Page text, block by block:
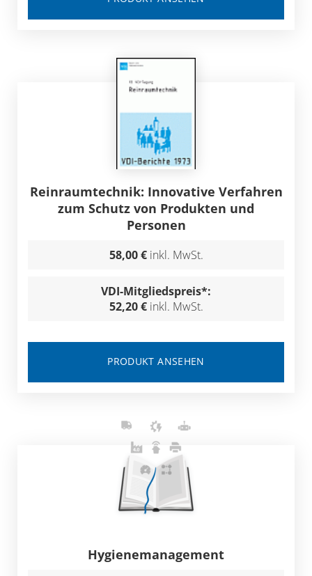
Reinraumtechnik: Innovative Verfahren
zum Schutz von Produkten und
Personen
58,00 € inkl. MwSt.
VDI-Mitgliedspreis*:
52,20 € inkl. MwSt.
PRODUKT ANSEHEN
Hygienemanagement